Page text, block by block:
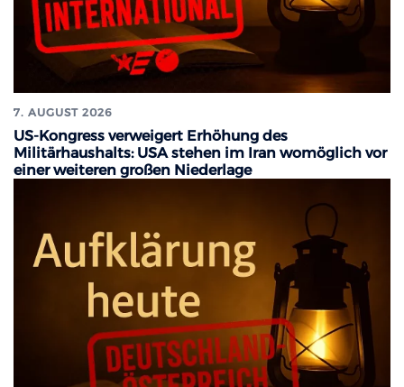
7. AUGUST 2026
US-Kongress verweigert Erhöhung des
Militärhaushalts: USA stehen im Iran womöglich vor
einer weiteren großen Niederlage